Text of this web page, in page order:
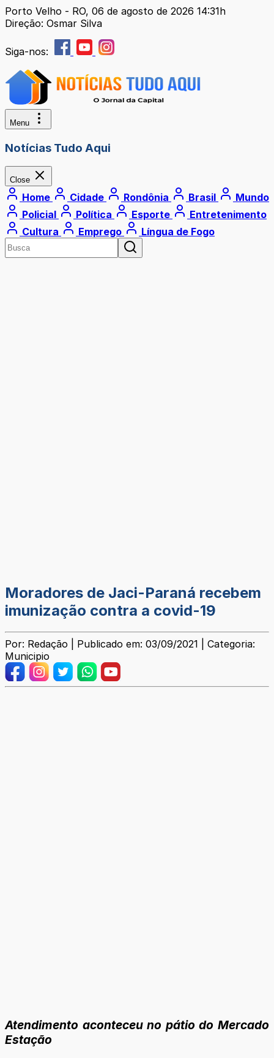
Porto Velho - RO, 06 de agosto de 2026 14:31h
Direção: Osmar Silva
Siga-nos:
Menu
Notícias Tudo Aqui
Close
Home Cidade Rondônia Brasil
Mundo
Policial
Política Esporte
Entretenimento
Cultura
Emprego Língua de Fogo
Moradores de Jaci-Paraná recebem
imunização contra a covid-19
Por: Redação | Publicado em: 03/09/2021 | Categoria:
Municipio
Atendimento aconteceu no pátio do Mercado
Estação